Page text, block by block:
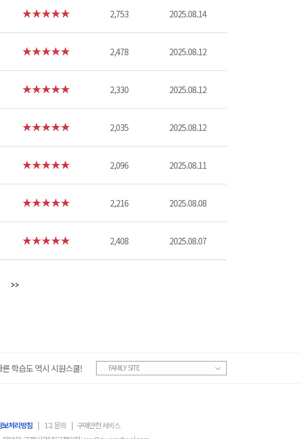
2,753 2025.08.14
2,478 2025.08.12
2,330 2025.08.12
2,035 2025.08.12
2,096 2025.08.11
2,216 2025.08.08
2,408 2025.08.07
른 학습도 역시 시원스쿨! FAMILY SITE
보처리방침 | 1:1 문의 | 구매안전 서비스